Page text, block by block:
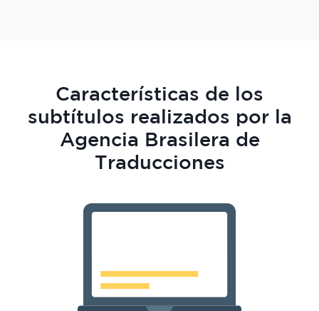
Características de los
subtítulos realizados por la
Agencia Brasilera de
Traducciones